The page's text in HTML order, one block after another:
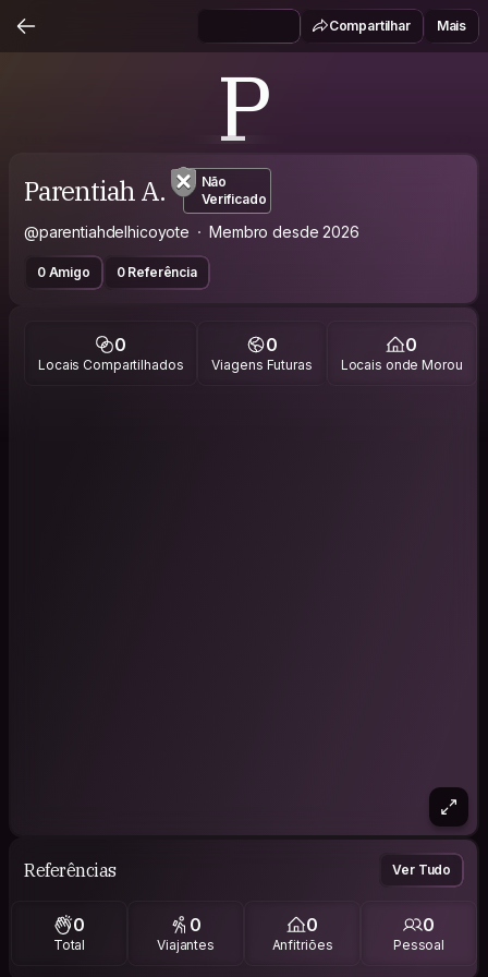
Compartilhar Mais
P
Parentiah A.
Não
Verificado
@parentiahdelhicoyote Membro desde 2026
0 Amigo 0 Referência
0
Locais Compartilhados
0
Viagens Futuras
0
Locais onde Morou
Referências Ver Tudo
0
Total
0
Viajantes
0
Anfitriões
0
Pessoal